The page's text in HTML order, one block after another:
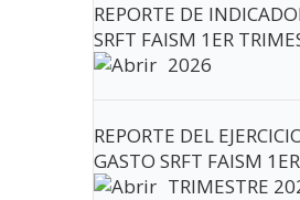
REPORTE DE
SRFT FAISM 1ER
2026
REPORTE DEL
GASTO SRFT FAISM 1ER
TRIMESTRE